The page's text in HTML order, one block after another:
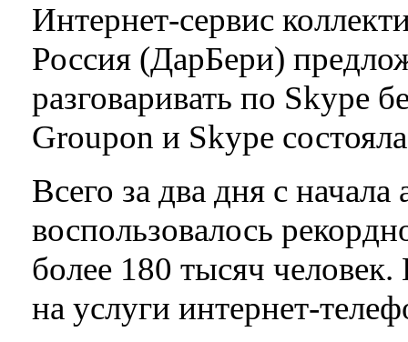
Интернет-сервис
Россия (ДарБери)
разговаривать по Skype
Groupon и Skype
Всего за два дня с
воспользовалось
более 180 тысяч
на услуги интернет-